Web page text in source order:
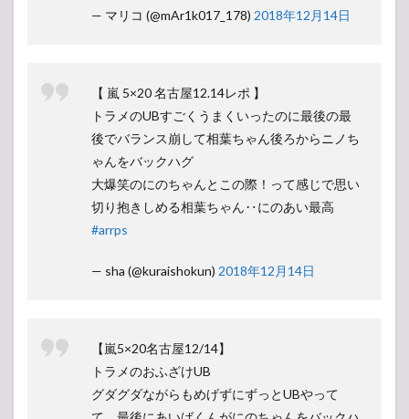
— マリコ (@mAr1k017_178) 2018年12月14日
【 嵐 5×20 名古屋12.14レポ 】
トラメのUBすごくうまくいったのに最後の最
後でバランス崩して相葉ちゃん後ろからニノち
ゃんをバックハグ
大爆笑のにのちゃんとこの際！って感じで思い
切り抱きしめる相葉ちゃん‥にのあい最高
#arrps
— sha (@kuraishokun) 2018年12月14日
【嵐5×20名古屋12/14】
トラメのおふざけUB
グダグダながらもめげずにずっとUBやって